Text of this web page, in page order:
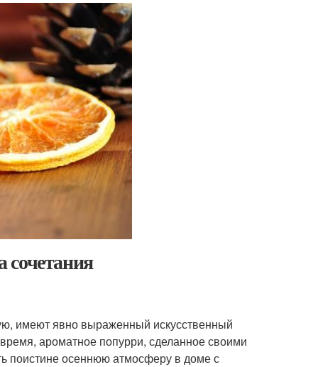
имеют явно выраженный искусственный
ароматное попурри, сделанное своими
поистине осеннюю атмосферу в доме с